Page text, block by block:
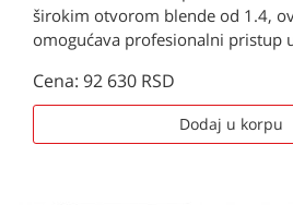
širokim otvorom blende od 1.4,
omogućava profesionalni pristup
Cena: 92 630 RSD
Dodaj u korpu